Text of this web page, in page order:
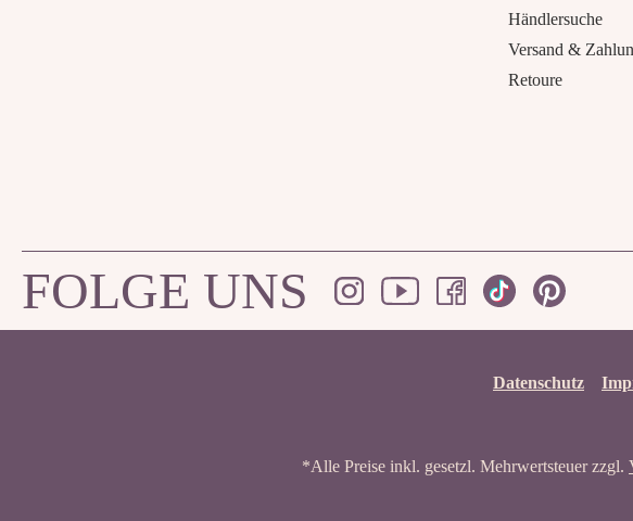
Händlersuche
Versand &
Retoure
FOLGE UNS
Datenschutz
*Alle Preise inkl. gesetzl. Mehrwertsteuer zzgl.